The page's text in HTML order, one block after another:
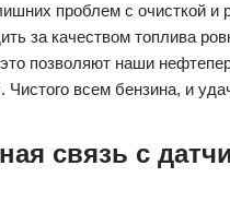
проблем с очисткой и
за качеством топлива
это позволяют наши
Чистого всем бензина, и
связь с